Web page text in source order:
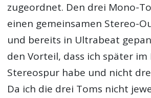
zugeordnet. Den drei Mono-
einen gemeinsamen Stereo-
und bereits in Ultrabeat
den Vorteil, dass ich später
Stereospur habe und nicht
Da ich die drei Toms nicht